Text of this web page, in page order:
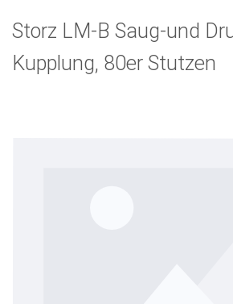
Storz LM-B Saug-und
Kupplung, 80er Stutzen